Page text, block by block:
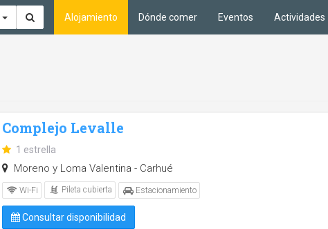
Alojamiento Dónde comer Eventos Actividades
Complejo Levalle
1 estrella
Moreno y Loma Valentina - Carhué
Wi-Fi Pileta cubierta Estacionamiento
Consultar disponibilidad